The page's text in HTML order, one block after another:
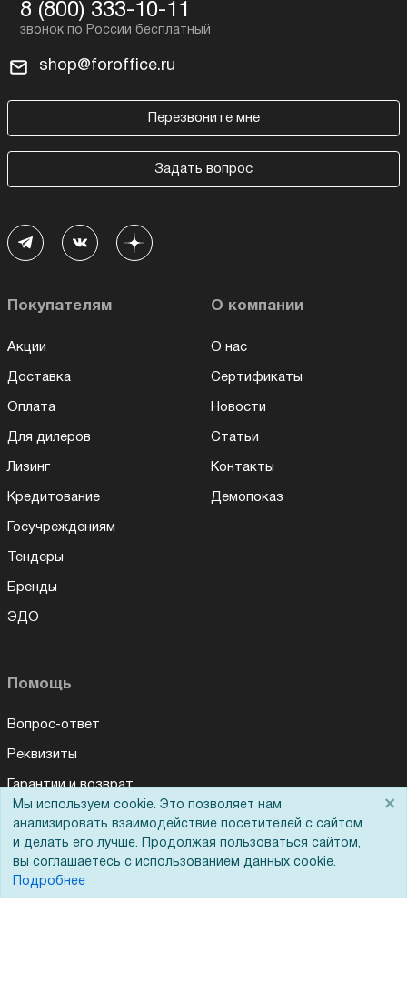
8 (800) 333-10-11
shop@foroffice.ru
Перезвоните мне
Задать вопрос
Покупателям
Акции
Доставка
Оплата
Для дилеров
Лизинг
Кредитование
Госучреждениям
Тендеры
Бренды
ЭДО
О компании
О нас
Сертификаты
Новости
Статьи
Контакты
Демопоказ
Помощь
Вопрос-ответ
Реквизиты
Гарантии и возврат
Сервисный центр
Вакансии
Обратная связь
Мы используем cookie. Это позволяет нам
анализировать взаимодействие посетителей с сайтом
и делать его лучше. Продолжая пользоваться сайтом,
вы соглашаетесь с использованием данных cookie.
Подробнее
×